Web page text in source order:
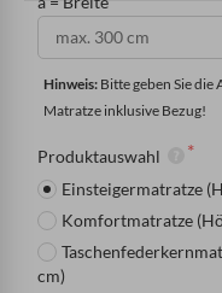
Hinweis: Bitte geben Sie die
Matratze inklusive Bezug!
Produktauswahl
Einsteigermatratze
Komfortmatratze
cm)